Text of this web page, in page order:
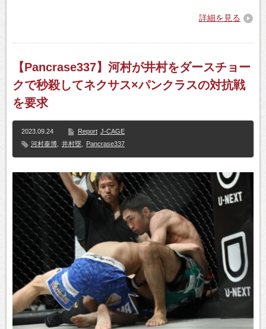
詳細を見る
【Pancrase337】河村が井村をダースチョー
クで秒殺してネクサス×パンクラスの対抗戦
を要求
2023.09.24 Report J-CAGE
河村泰博
井村塁 Pancrase337